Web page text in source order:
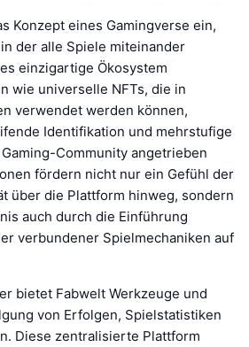
Konzept eines Gamingverse ein,
der alle Spiele miteinander
einzigartige Ökosystem
wie universelle NFTs, die in
verwendet werden können,
Identifikation und mehrstufige
Community angetrieben
fördern nicht nur ein Gefühl der
über die Plattform hinweg, sondern
auch durch die Einführung
verbundener Spielmechaniken auf
bietet Fabwelt Werkzeuge und
von Erfolgen, Spielstatistiken
Diese zentralisierte Plattform